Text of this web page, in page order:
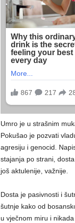
Umro je u strašnim
Pokušao je pozvati
agresiju i genocid.
stajanja po strani,
još aktulenije, važnije.
Dosta je pasivnosti i
šutnje kako od
u vječnom miru i